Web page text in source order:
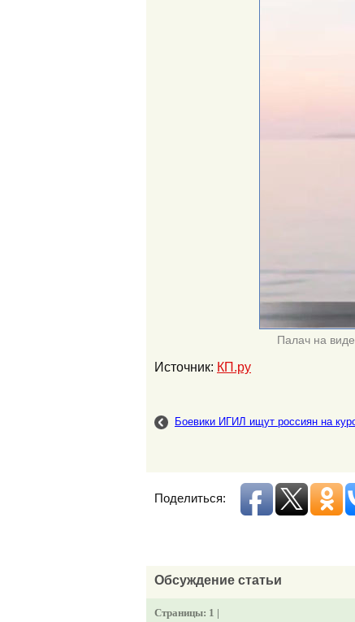
Палач на
Источник: КП.ру
Боевики ИГИЛ ищут россиян на
Поделиться:
Обсуждение статьи
Страницы: 1 |